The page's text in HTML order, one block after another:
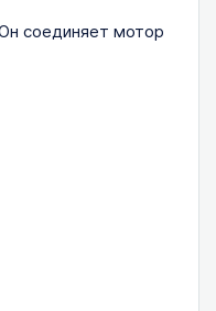
соединяет мотор